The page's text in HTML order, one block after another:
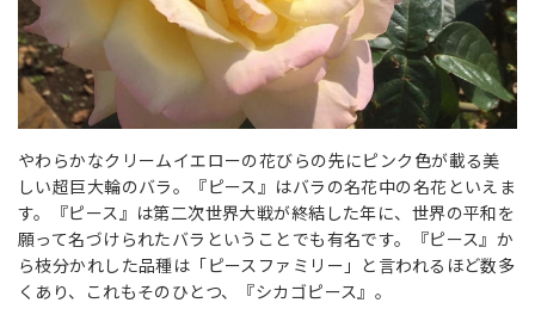
やわらかなクリームイエローの花びらの先にピンク色が載る美
しい超巨大輪のバラ。『ピース』はバラの名花中の名花といえま
す。『ピース』は第二次世界大戦が終結した年に、世界の平和を
願って名づけられたバラということでも有名です。『ピース』か
ら枝分かれした品種は「ピースファミリー」と言われるほど数多
くあり、これもそのひとつ、『シカゴピース』。